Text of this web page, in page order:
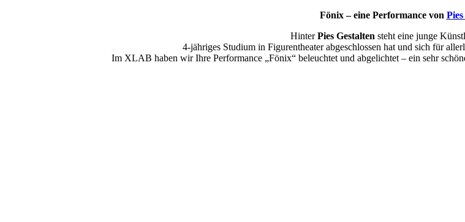
Fönix – eine Performance von
HinterPies Gestalten steht eine junge
4-jähriges Studium in Figurentheater abgeschlossen hat und sich für
Im XLAB haben wir Ihre Performance „Fönix“ beleuchtet und abgelichtet – ein sehr